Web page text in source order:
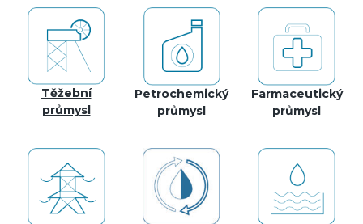
Těžební
průmysl
Petrochemický
průmysl
Farmaceutický
průmysl